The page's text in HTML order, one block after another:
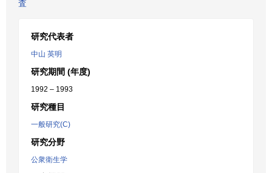
査
研究代表者
中山 英明
研究期間 (年度)
1992 – 1993
研究種目
一般研究(C)
研究分野
公衆衛生学